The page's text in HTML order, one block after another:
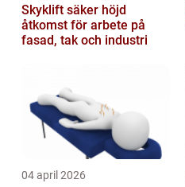
Skyklift säker höjd
åtkomst för arbete på
fasad, tak och industri
04 april 2026